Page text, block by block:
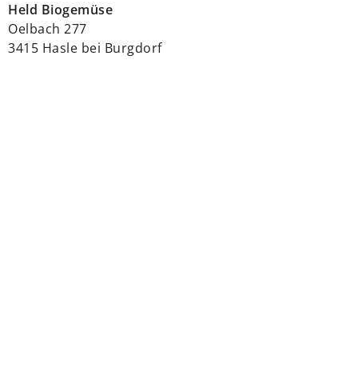
Held Biogemüse
Oelbach 277
3415 Hasle bei Burgdorf